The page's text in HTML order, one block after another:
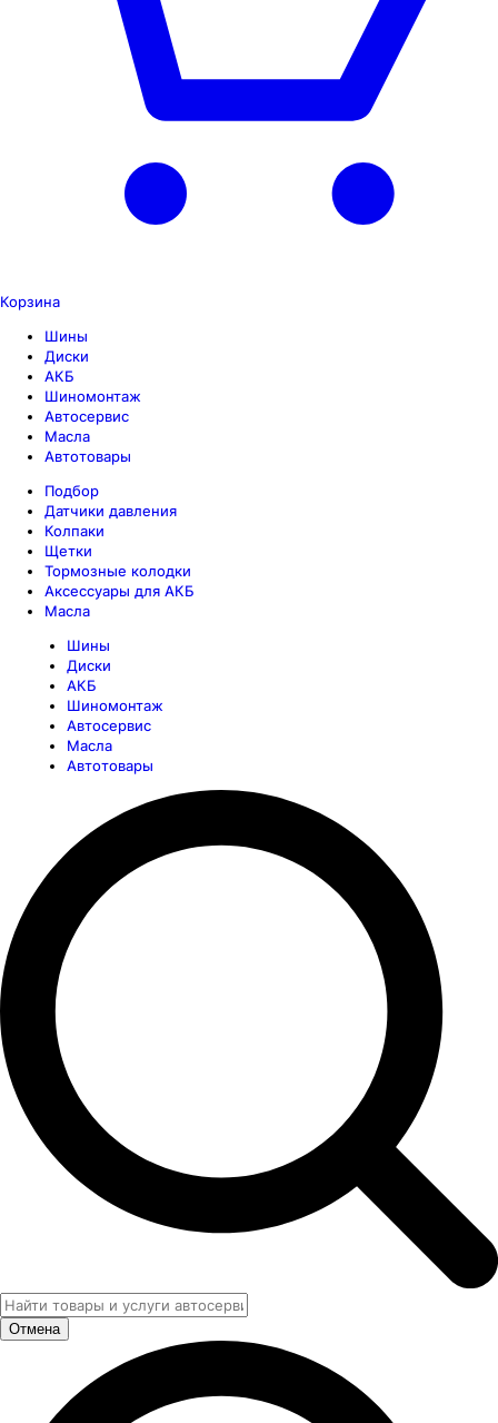
Корзина
Шины
Диски
АКБ
Шиномонтаж
Автосервис
Масла
Автотовары
Подбор
Датчики давления
Колпаки
Щетки
Тормозные колодки
Аксессуары для АКБ
Масла
Шины
Диски
АКБ
Шиномонтаж
Автосервис
Масла
Автотовары
Отмена